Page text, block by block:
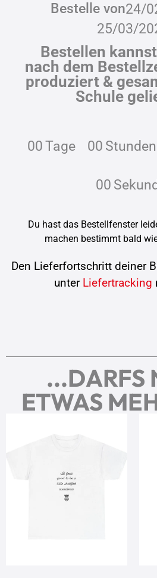
Bestelle von24/
25/03/
Bestellen
nach dem
produziert &
Schule
00Tage 00 Stunden
00
Du hast das Bestellfenster
machen bestimmt bald
Den Lieferfortschritt deiner
unter Liefertracking
...DARFS
ETWAS